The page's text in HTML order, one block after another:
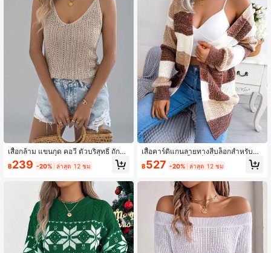
เสื้อกล้าม แขนกุด คอวี ตัวบริสุทธิ์ ถัก
สำหรับผู้หญิง, สำหรับฤดูร้อนและวันหยุ
ด
฿239 -20% ล่าสุด 12 ชม
เสื้อคาร์ดิแกนลายทางสีบล็อกสำหรับผู้ห
ญิง แขนพอง, เสื้อแจ็คเก็ตเปิดหน้าพร้อ
มกระเป๋า, เสื้อกันหนาวถักลำลองสำหรับ
฿527 -20% ล่าสุด 12 ชม